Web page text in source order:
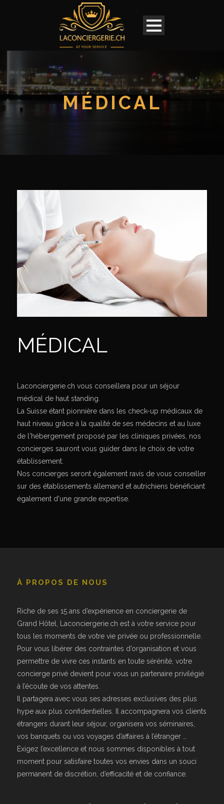
MÉDICAL
MÉDICAL
Laconciergerie.ch vous conseillera pour un séjour
médical de haut standing.
La Suisse étant pionnière dans les check-up médicaux de
haut niveau grâce à la qualité de ses médecins et au luxe
de l'hébergement proposé par les cliniques privées, nos
concierges sauront vous guider dans le choix de votre
établissement.
Nos concierges seront également ravis de vous conseiller
sur des établissements allemand et autrichiens bénéficiant
également d'une grande expertise.
À PROPOS DE NOUS
Riche de ses 15 ans d’expérience en conciergerie de
Grand Hôtel, Laconciergerie.ch est à votre service pour
tous les moments de votre vie privée ou professionnelle.
Pour vous libérer des contraintes d’organisation et vous
permettre de vivre ces instants en toute sérénité, votre
concierge privé devient pour vous un partenaire privilégié
à l’écoute de vos attentes.
Il partagera avec vous ses adresses exclusives des plus
hype aux plus confidentielles. Il accompagnera vos clients
étrangers durant leur séjour, organisera vos séminaires,
vos banquets ou vos voyages d’affaires à l’étranger …
Exigez l’excellence et nous sommes disponibles à tout
moment pour satisfaire toutes vos envies dans un souci
permanent de discrétion, d’efficacité et de confiance.